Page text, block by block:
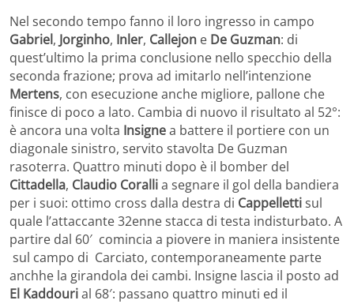
Nel secondo tempo fanno il loro ingresso in campo
Gabriel, Jorginho, Inler, Callejon e De Guzman: di
quest’ultimo la prima conclusione nello specchio della
seconda frazione; prova ad imitarlo nell’intenzione
Mertens, con esecuzione anche migliore, pallone che
finisce di poco a lato. Cambia di nuovo il risultato al 52°:
è ancora una volta Insignea battere il portiere con un
diagonale sinistro, servito stavolta De Guzman
rasoterra. Quattro minuti dopo è il bomber del
Cittadella, Claudio Corallia segnare il gol della bandiera
per i suoi: ottimo cross dalla destra di Cappellettisul
quale l’attaccante 32enne stacca di testa indisturbato. A
partire dal 60′ comincia a piovere in maniera insistente
sul campo di Carciato, contemporaneamente parte
anchhe la girandola dei cambi. Insigne lascia il posto ad
El Kaddourial 68′: passano quattro minuti ed il